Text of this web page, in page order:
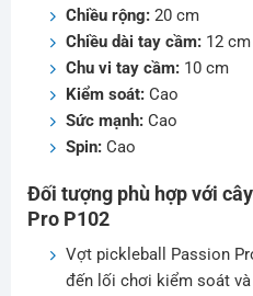
Chiều rộng:20 cm
Chiều dài tay cầm:12 cm
Chu vi tay cầm:10 cm
Kiểm soát:Cao
Sức mạnh:Cao
Spin:Cao
Đối tượng phù hợp với
Pro P102
Vợt pickleball Passion
đến lối chơi kiểm soát